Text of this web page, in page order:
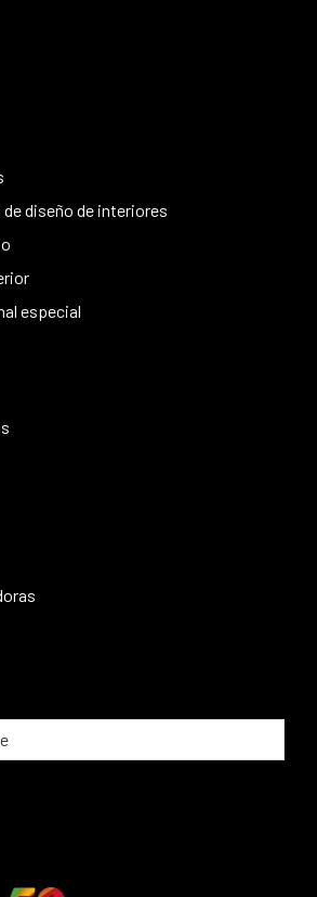
diseño de interiores
especial